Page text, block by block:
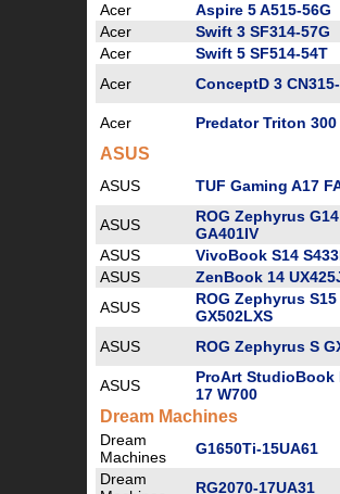
Acer
Aspire 5 A515-56G
Acer
Swift 3 SF314-57G
Acer
Swift 5 SF514-54T
Acer
ConceptD 3
Acer Predator Triton 300
ASUS
ASUS TUF Gaming A17
ASUS
ROG Zephyrus G14
GA401IV
ASUS
VivoBook S14
ASUS
ZenBook 14
ASUS
ROG Zephyrus S15
GX502LXS
ASUS ROG Zephyrus S
ASUS
ProArt StudioBook
17 W700
Dream Machines
Dream
Machines
G1650Ti-15UA61
Dream
RG2070-17UA31